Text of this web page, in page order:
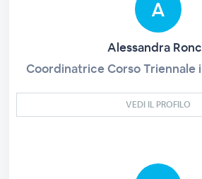
Alessandra
Coordinatrice Corso Triennale
VEDI IL PROFILO